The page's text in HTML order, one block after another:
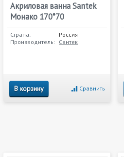
Акриловая ванна Santek
Монако 170*70
Страна:
Россия
Производитель: Сантек
В корзину Сравнить